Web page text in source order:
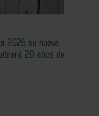
2026 su nueva
20 años de